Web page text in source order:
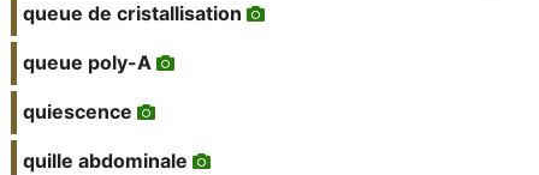
queue de cristallisation
queue poly-A
quiescence
quille abdominale